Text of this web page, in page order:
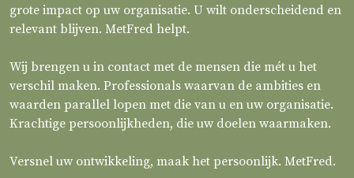
grote impact op uw organisatie. U wilt onderscheidend en
relevant blijven. MetFred helpt.
Wij brengen u in contact met de mensen die mét u het
verschil maken. Professionals waarvan de ambities en
waarden parallel lopen met die van u en uw organisatie.
Krachtige persoonlijkheden, die uw doelen waarmaken.
Versnel uw ontwikkeling, maak het persoonlijk. MetFred.